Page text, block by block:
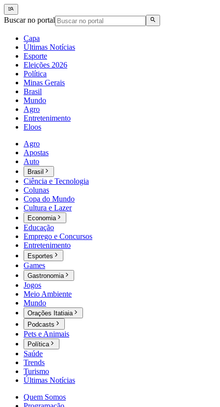
Buscar no portal
Capa
Últimas Notícias
Esporte
Eleições 2026
Política
Minas Gerais
Brasil
Mundo
Agro
Entretenimento
Eloos
Agro
Apostas
Auto
Brasil
Ciência e Tecnologia
Colunas
Copa do Mundo
Cultura e Lazer
Economia
Educação
Emprego e Concursos
Entretenimento
Esportes
Games
Gastronomia
Jogos
Meio Ambiente
Mundo
Orações Itatiaia
Podcasts
Pets e Animais
Política
Saúde
Trends
Turismo
Últimas Notícias
Quem Somos